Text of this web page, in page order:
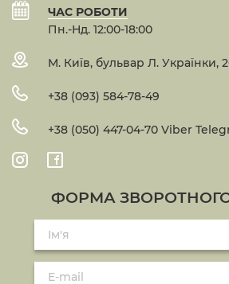
ЧАС РОБОТИ
Пн.-Нд. 12:00-18:00
М. Київ, бульвар Л. Українки,
+38 (093) 584-78-49
+38 (050) 447-04-70 Viber
ФОРМА ЗВОРОТНОГО